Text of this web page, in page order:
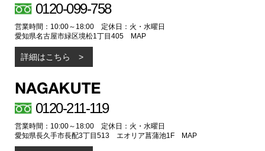
0120-099-758
営業時間：10:00～18:00 定休日：火・水曜日
愛知県名古屋市緑区境松1丁目405
MAP
詳細はこちら
0120-211-119
営業時間：10:00～18:00 定休日：火・水曜日
愛知県長久手市長配3丁目513 エオリア菖蒲池1F
MAP